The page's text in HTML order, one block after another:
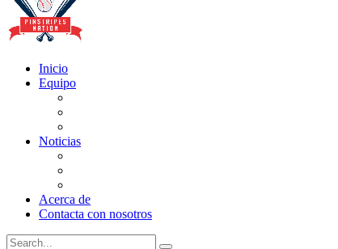
Inicio
Equipo
Noticias
Acerca de
Contacta con nosotros